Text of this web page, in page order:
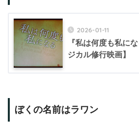
2026-01-11
『私は何度も私に
ジカル修行映画】
ぼくの名前はラワン